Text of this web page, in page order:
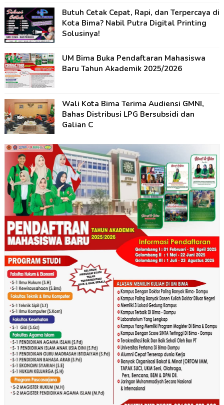
Butuh Cetak Cepat, Rapi, dan Terpercaya di
Kota Bima? Nabil Putra Digital Printing
Solusinya!
UM Bima Buka Pendaftaran Mahasiswa
Baru Tahun Akademik 2025/2026
Wali Kota Bima Terima Audiensi GMNI,
Bahas Distribusi LPG Bersubsidi dan
Galian C